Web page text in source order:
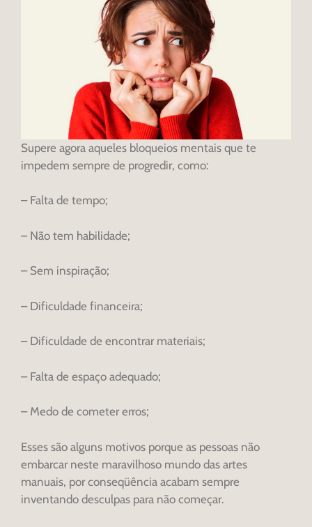
Supere agora aqueles bloqueios mentais que te
impedem sempre de progredir, como:
– Falta de tempo;
– Não tem habilidade;
– Sem inspiração;
– Dificuldade financeira;
– Dificuldade de encontrar materiais;
– Falta de espaço adequado;
– Medo de cometer erros;
Esses são alguns motivos porque as pessoas não
embarcar neste maravilhoso mundo das artes
manuais, por conseqüência acabam sempre
inventando desculpas para não começar.